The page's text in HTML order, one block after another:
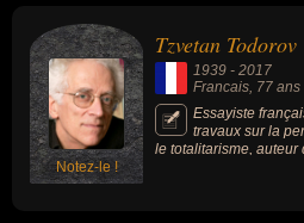
des idées, philosophe ou scientifique.
nationalités au moment de leurs
francais par exemple.
Notez-le !
Tzvetan Todorov
1939 - 2017
Francais, 77 ans
Essayiste
travaux sur la
le totalitarisme, auteur
ouvrages traitant de